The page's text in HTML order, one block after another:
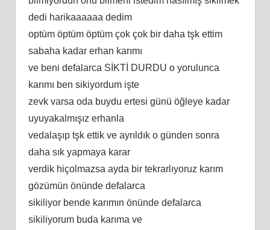
dedi harikaaaaaa dedim
optüm öptüm öptüm çok çok bir daha tşk ettim
sabaha kadar erhan karımı
ve beni defalarca SİKTİ DURDU o yorulunca
karımı ben sikiyordum işte
zevk varsa oda buydu ertesi günü öğleye kadar
uyuyakalmışız erhanla
vedalaşıp tşk ettik ve ayrıldık o günden sonra
daha sık yapmaya karar
verdik hiçolmazsa ayda bir tekrarlıyoruz karım
gözümün önünde defalarca
sikiliyor bende karımın önünde defalarca
sikiliyorum buda karıma ve